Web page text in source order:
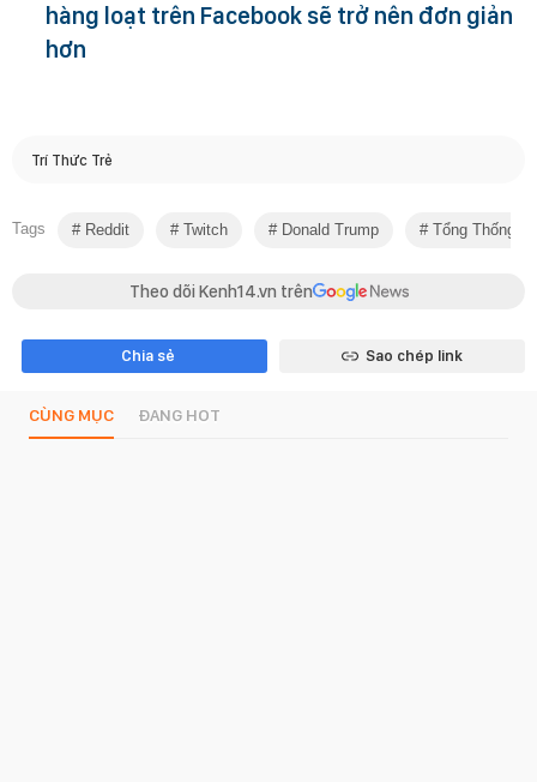
hàng loạt trên Facebook sẽ trở nên đơn giản
hơn
Trí Thức Trẻ
Tags Reddit Twitch Donald Trump Tổng Thống
Theo dõi Kenh14.vn trên
Chia sẻ Sao chép link
CÙNG MỤC ĐANG HOT